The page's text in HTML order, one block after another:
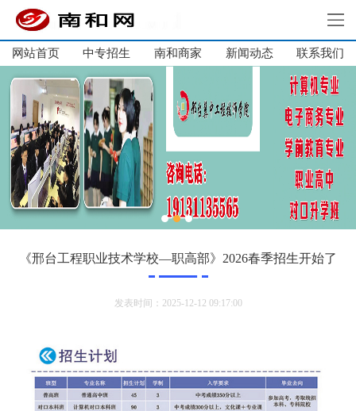
网站首页
中专招生
高中学校
大学生培训
南和商家
企业内训
新闻动态
网站首页 中专招生 南和商家 新闻动态 联系我们
《邢台工程职业技术学校—职高部》2026春季招生开始了
发表时间：2025-12-12 09:17:00